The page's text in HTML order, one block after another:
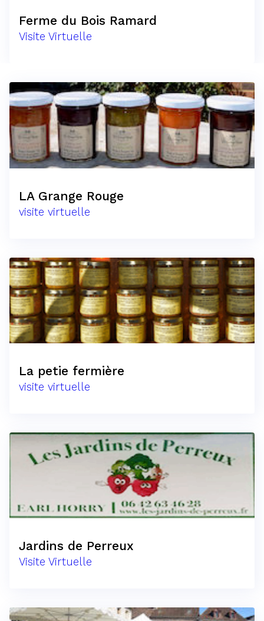
Ferme du Bois Ramard
Visite Virtuelle
LA Grange Rouge
visite virtuelle
La petie fermière
visite virtuelle
Jardins de Perreux
Visite Virtuelle